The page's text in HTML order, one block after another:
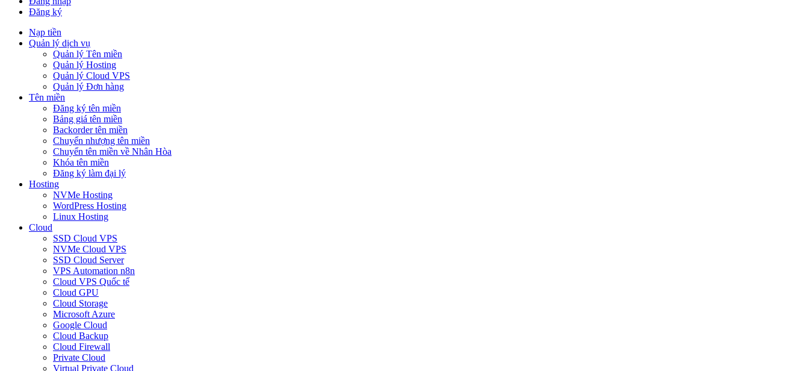
Đăng ký
Nạp tiền
Quản lý dịch vụ
Quản lý Tên miền
Quản lý Hosting
Quản lý Cloud VPS
Quản lý Đơn hàng
Tên miền
Đăng ký tên miền
Bảng giá tên miền
Backorder tên miền
Chuyển nhượng tên miền
Chuyển tên miền về Nhân Hòa
Khóa tên miền
Đăng ký làm đại lý
Hosting
NVMe Hosting
WordPress Hosting
Linux Hosting
Cloud
SSD Cloud VPS
NVMe Cloud VPS
SSD Cloud Server
VPS Automation n8n
Cloud VPS Quốc tế
Cloud GPU
Cloud Storage
Microsoft Azure
Google Cloud
Cloud Backup
Cloud Firewall
Private Cloud
Virtual Private Cloud